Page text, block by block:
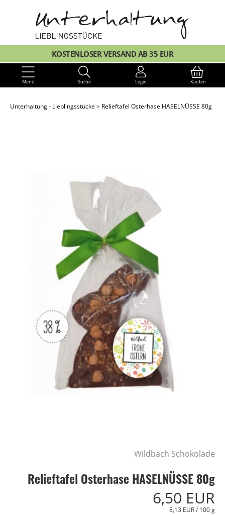
KOSTENLOSER VERSAND AB 35 EUR
Menü Suche Login Kaufen
Unterhaltung - Lieblingsstücke Relieftafel Osterhase HASELNÜSSE 80g
Wildbach Schokolade
Relieftafel Osterhase HASELNÜSSE 80g
6,50 EUR
8,13 EUR / 100 g